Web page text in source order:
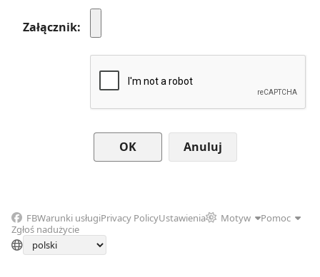
Załącznik
Anuluj
FBWarunki usługiPrivacy PolicyUstawienia Motyw
Pomoc
Zgłoś nadużycie